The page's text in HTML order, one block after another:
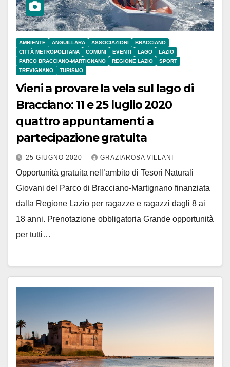
AMBIENTE ANGUILLARA ASSOCIAZIONI
BRACCIANO
CITTÀ METROPOLITANA
COMUNI EVENTI LAGO
LAZIO
PARCO BRACCIANO-MARTIGNANO
REGIONE LAZIO
SPORT
TREVIGNANO
TURISMO
Vieni a provare la vela sul lago di
Bracciano: 11 e 25 luglio 2020
quattro appuntamenti a
partecipazione gratuita
25 GIUGNO 2020 GRAZIAROSA VILLANI
Opportunità gratuita nell’ambito di Tesori Naturali
Giovani del Parco di Bracciano-Martignano finanziata
dalla Regione Lazio per ragazze e ragazzi dagli 8 ai
18 anni. Prenotazione obbligatoria Grande opportunità
per tutti…